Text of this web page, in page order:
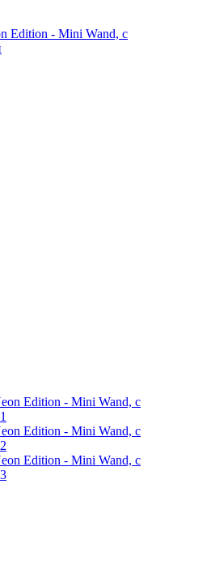
Edition - Mini Wand, с